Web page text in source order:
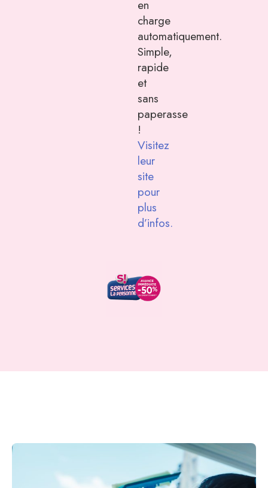
en
charge
automatiquement.
Simple,
rapide
et
sans
paperasse
!
Visitez
leur
site
pour
plus
d’infos.